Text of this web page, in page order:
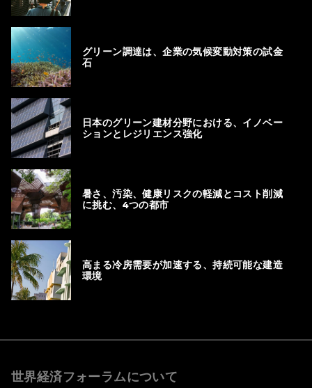
グリーン調達は、企業の気候変動対策の試金
石
日本のグリーン建材分野における、イノベー
ションとレジリエンス強化
暑さ、汚染、健康リスクの軽減とコスト削減
に挑む、4つの都市
高まる冷房需要が加速する、持続可能な建造
環境
世界経済フォーラムについて